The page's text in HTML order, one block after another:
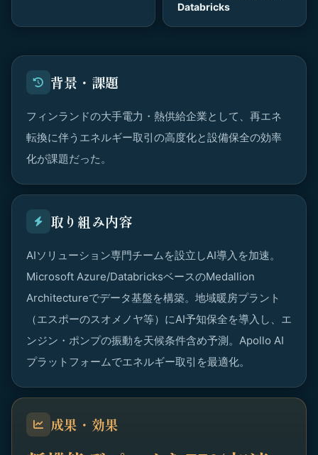
Databricks
背景・課題
フィンランドの大手電力・熱供給企業として、再エネ
転換に伴うエネルギー取引の高度化と設備保全の効率
化が課題だった。
取り組み内容
AIソリューション専門チームを設立しAI導入を加速。
Microsoft Azure/DatabricksベースのMedallion
Architectureでデータ基盤を構築。地域暖房プラント
（エスポーのスオメノヤ等）にAI予知保全を導入し、エ
ンジン・ポンプの振動を天候条件含め予測。Apollo AI
プラットフォームでエネルギー取引を最適化。
成果・効果